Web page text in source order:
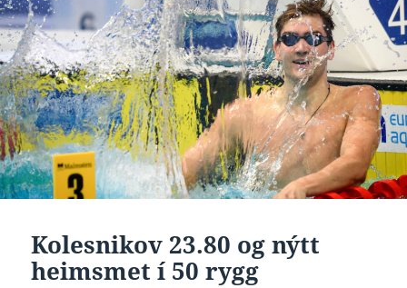
Kolesnikov 23.80 og nýtt
heimsmet í 50 rygg